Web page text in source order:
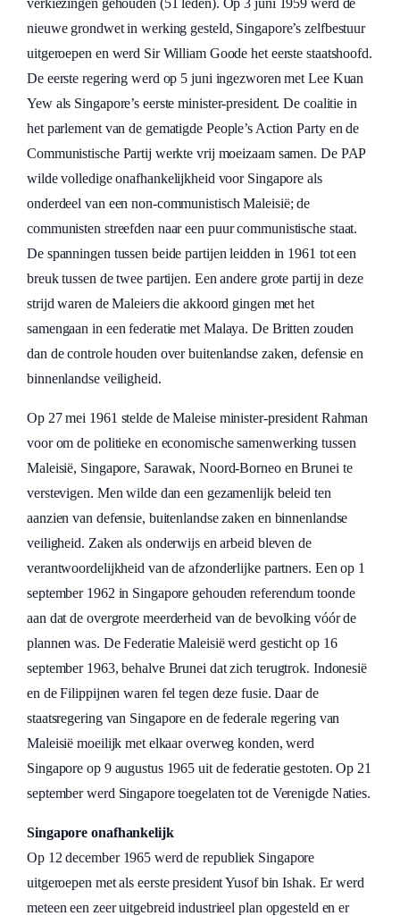
verkiezingen gehouden (51 leden). Op 3 juni 1959 werd de
nieuwe grondwet in werking gesteld, Singapore’s zelfbestuur
uitgeroepen en werd Sir William Goode het eerste staatshoofd.
De eerste regering werd op 5 juni ingezworen met Lee Kuan
Yew als Singapore’s eerste minister-president. De coalitie in
het parlement van de gematigde People’s Action Party en de
Communistische Partij werkte vrij moeizaam samen. De PAP
wilde volledige onafhankelijkheid voor Singapore als
onderdeel van een non-communistisch Maleisië; de
communisten streefden naar een puur communistische staat.
De spanningen tussen beide partijen leidden in 1961 tot een
breuk tussen de twee partijen. Een andere grote partij in deze
strijd waren de Maleiers die akkoord gingen met het
samengaan in een federatie met Malaya. De Britten zouden
dan de controle houden over buitenlandse zaken, defensie en
binnenlandse veiligheid.
Op 27 mei 1961 stelde de Maleise minister-president Rahman
voor om de politieke en economische samenwerking tussen
Maleisië, Singapore, Sarawak, Noord-Borneo en Brunei te
verstevigen. Men wilde dan een gezamenlijk beleid ten
aanzien van defensie, buitenlandse zaken en binnenlandse
veiligheid. Zaken als onderwijs en arbeid bleven de
verantwoordelijkheid van de afzonderlijke partners. Een op 1
september 1962 in Singapore gehouden referendum toonde
aan dat de overgrote meerderheid van de bevolking vóór de
plannen was. De Federatie Maleisië werd gesticht op 16
september 1963, behalve Brunei dat zich terugtrok. Indonesië
en de Filippijnen waren fel tegen deze fusie. Daar de
staatsregering van Singapore en de federale regering van
Maleisië moeilijk met elkaar overweg konden, werd
Singapore op 9 augustus 1965 uit de federatie gestoten. Op 21
september werd Singapore toegelaten tot de Verenigde Naties.
Singapore onafhankelijk
Op 12 december 1965 werd de republiek Singapore
uitgeroepen met als eerste president Yusof bin Ishak. Er werd
meteen een zeer uitgebreid industrieel plan opgesteld en er